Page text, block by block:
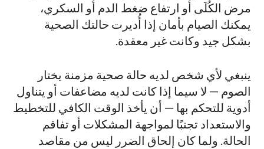
مرض الكُلَى أو ارتفاع ضغط الدم أو السكري،
يمكنك الصيام بأمان إذا أُديرت حالتك الصحية
بشكل جيد وكانت غير معقدة.
ينبغي لأي شخص لديه حالة صحية مزمنة يختار
الصوم — لا سيما إذا كانت لديه مضاعفات أو يتناول
أدوية للتحكم بها — أن يأخذ الوقت الكافي للتخطيط
والاستعداد تجنبًا لمواجهة المشكلات أو تفاقم
الحالة. ولما كان إلحاق الضرر ليس من مقاصد